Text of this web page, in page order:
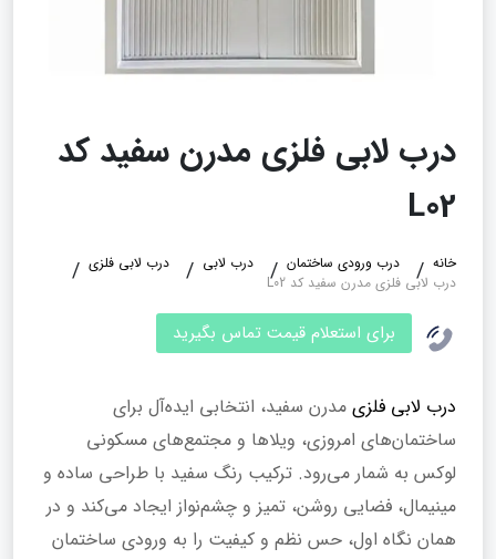
درب لابی فلزی مدرن سفید کد
L02
خانه درب ورودی ساختمان درب لابی
درب لابی فلزی
درب لابی فلزی مدرن سفید کد L02
برای استعلام قیمت تماس بگیرید
درب لابی فلزی مدرن سفید، انتخابی ایده‌آل برای
ساختمان‌های امروزی، ویلاها و مجتمع‌های مسکونی
لوکس به شمار می‌رود. ترکیب رنگ سفید با طراحی ساده و
مینیمال، فضایی روشن، تمیز و چشم‌نواز ایجاد می‌کند و در
همان نگاه اول، حس نظم و کیفیت را به ورودی ساختمان